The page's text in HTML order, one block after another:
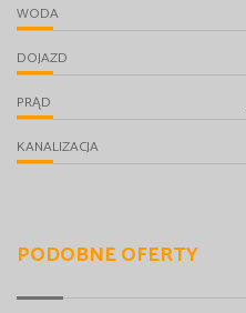
WODA
DOJAZD
PRĄD
KANALIZACJA
PODOBNE OFERTY